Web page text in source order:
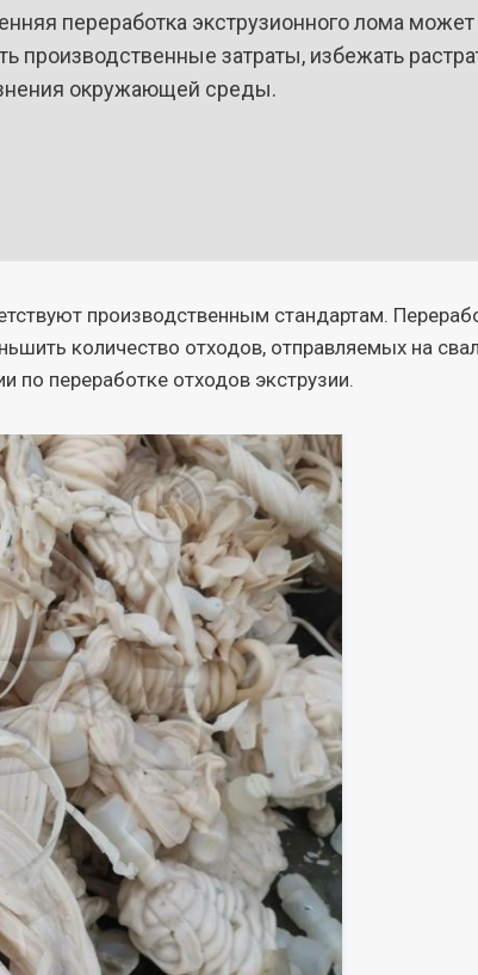
переработка экструзионного лома
производственные затраты, избежать
окружающей среды.
производственным стандартам.
количество отходов, отправляемых на
переработке отходов экструзии.